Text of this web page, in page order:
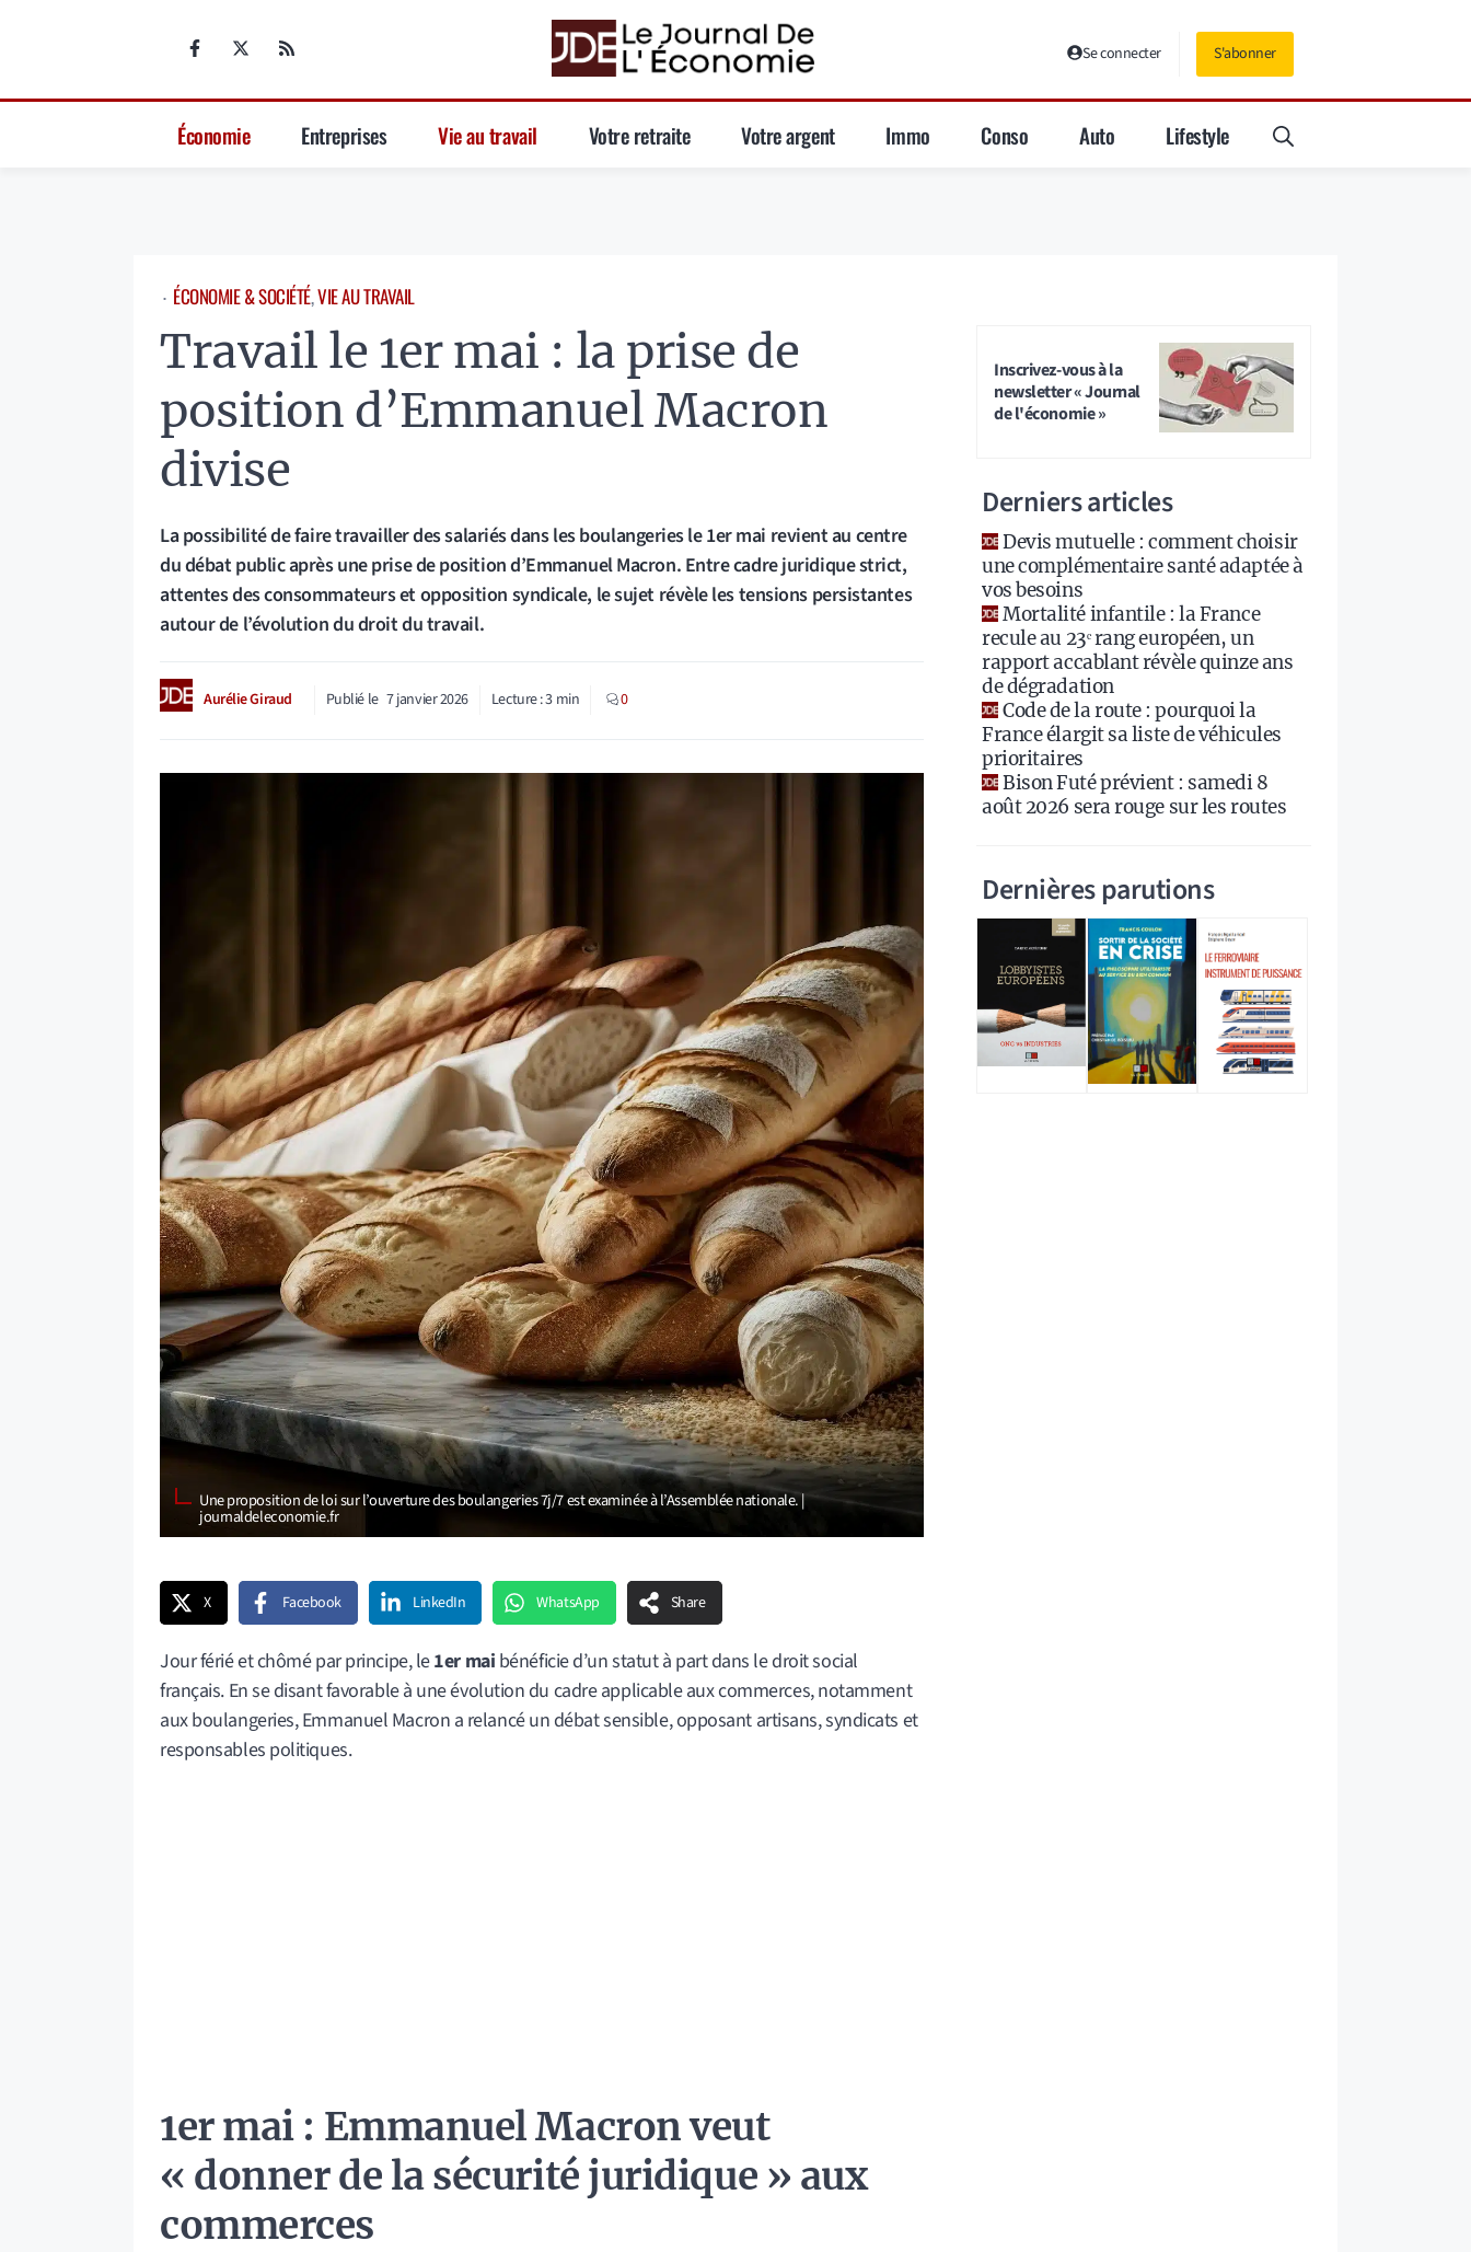
Se connecter S'abonner
Économie Entreprises Vie au travail Votre retraite Votre argent Immo Conso Auto Lifestyle
⋅ ÉCONOMIE & SOCIÉTÉ, VIE AU TRAVAIL
Travail le 1er mai : la prise de
position d’Emmanuel Macron
divise
La possibilité de faire travailler des salariés dans les boulangeries le 1er mai revient au centre
du débat public après une prise de position d’Emmanuel Macron. Entre cadre juridique strict,
attentes des consommateurs et opposition syndicale, le sujet révèle les tensions persistantes
autour de l’évolution du droit du travail.
Aurélie Giraud Publié le 7 janvier 2026 Lecture :3 min 0
Une proposition de loi sur l’ouverture des boulangeries 7j/7 est examinée à l’Assemblée nationale. |
journaldeleconomie.fr
X Facebook LinkedIn WhatsApp Share
Jour férié et chômé par principe, le1er mai bénéficie d’un statut à part dans le droit social
français. En se disant favorable à une évolution du cadre applicable aux commerces, notamment
aux boulangeries, Emmanuel Macron a relancé un débat sensible, opposant artisans, syndicats et
responsables politiques.
1er mai : EmmanuelMacron veut
« donner de la sécurité juridique » aux
commerces
Inscrivez-vous à la
newsletter « Journal
de l'économie »
Derniers articles
Devis mutuelle : comment choisir
une complémentaire santé adaptée à
vos besoins
Mortalité infantile : la France
recule au 23ᵉ rang européen, un
rapport accablant révèle quinze ans
de dégradation
Code de la route : pourquoi la
France élargit sa liste de véhicules
prioritaires
Bison Futé prévient : samedi 8
août 2026 sera rouge sur les routes
Dernières parutions